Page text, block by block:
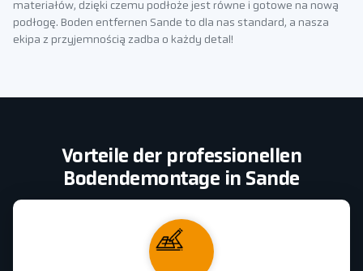
materiałów, dzięki czemu podłoże jest równe i gotowe na nową
podłogę. Boden entfernen Sande to dla nas standard, a nasza
ekipa z przyjemnością zadba o każdy detal!
Vorteile der professionellen
Bodendemontage in Sande